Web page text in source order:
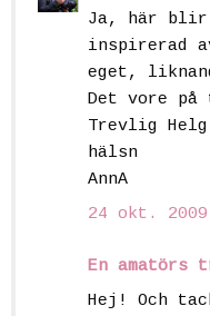
Ja, här blir
inspirerad
eget,
Det vore
Trevlig
hälsn
AnnA
24 okt.
En amatörs
Hej! Och